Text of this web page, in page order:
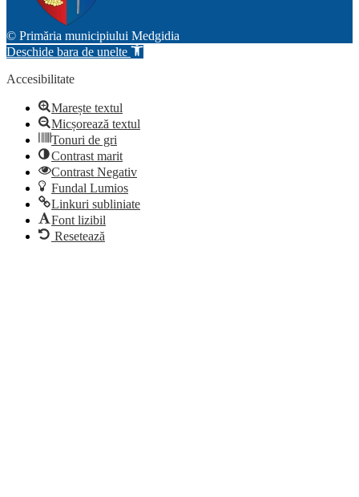
© Primăria municipiului Medgidia
Deschide bara de unelte
Accesibilitate
Marește textul
Micșorează textul
Tonuri de gri
Contrast marit
Contrast Negativ
Fundal Lumios
Linkuri subliniate
Font lizibil
Resetează